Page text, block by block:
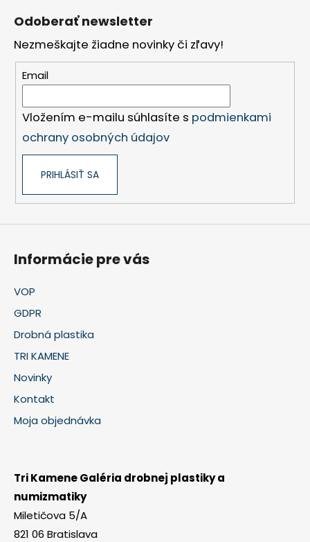
e
p
v
k
y
v
ý
e
Odoberať newsletter
Nezmeškajte žiadne novinky či zľavy!
Email
Vložením e-mailu súhlasíte s podmienkami
ochrany osobných údajov
PRIHLÁSIŤ SA
Informácie pre vás
VOP
GDPR
Drobná plastika
TRI KAMENE
Novinky
Kontakt
Moja objednávka
Tri Kamene Galéria drobnej plastiky a
numizmatiky
Miletičova 5/A
821 06 Bratislava